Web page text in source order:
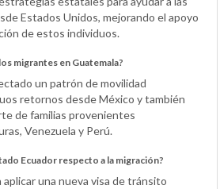
Estados Unidos, mejorando el apoyo
de estos individuos.
migrantes en Guatemala?
un patrón de movilidad
retornos desde México y también
de familias provenientes
Venezuela y Perú.
Ecuador respecto a la migración?
aplicar una nueva visa de tránsito